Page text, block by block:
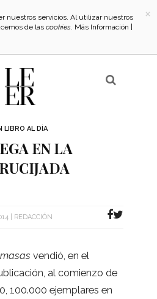
LIBRO AL DÍA
EN LA
REDACCIÓN
ven­dió, en el
al comienzo de
100.000 ejem­pla­res en
×
nuestros servicios. Al utilizar nuestros
de las cookies. Más Información